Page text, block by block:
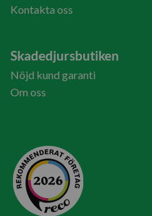
Kontakta oss
Skadedjursbutiken
Nöjd kund garanti
Om oss